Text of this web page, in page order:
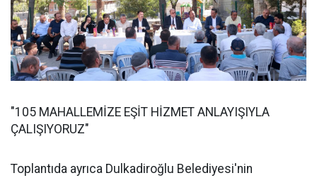
"105 MAHALLEMİZE EŞİT HİZMET ANLAYIŞIYLA
ÇALIŞIYORUZ"
Toplantıda ayrıca Dulkadiroğlu Belediyesi'nin